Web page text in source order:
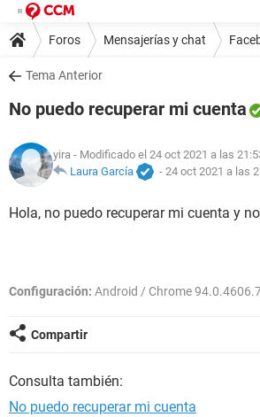
Foros Mensajerías y chat
Tema Anterior
No puedo recuperar mi cuenta
yira - Modificado el 24 oct 2021 a las
Laura García
- 24 oct 2021 a las
Hola, no puedo recuperar mi cuenta y
Configuración: Android / Chrome
Compartir
Consulta también:
No puedo recuperar mi cuenta